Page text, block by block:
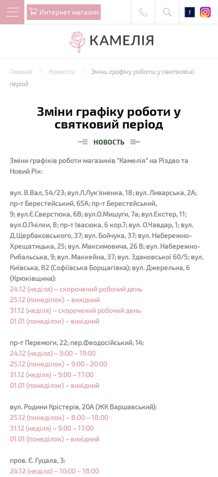
Интернет магазин
Главная Новости
Зміни графіку роботи у святковий
період
Зміни графіку роботи у
святковий період
НОВОСТЬ
Зміни графіків роботи магазинів "Камелія" на Різдво та
Новий Рік:
вул. В.Вал, 54/23; вул.Л.Лук'яненка, 18; вул. Ливарська, 2А;
пр-т Берестейський, 65А; пр-т Берестейський,
9; вул.Є.Сверстюка, 6В; вул.О.Мишуги, 7а; вул.Екстер, 11;
вул.О.Пчілки, 8; пр-т Івасюка, 6 кор.7; вул. О.Чавдар, 1; вул.
Д.Щербаковського, 37; вул. Бойчука, 37; вул. Набережно-
Хрещатицька, 25; вул. Максимовича, 26 В; вул. Набережно-
Рибальська, 9; вул. Маккейна, 37; вул. Здановської 60/5; вул.
Київська, 82 (Софіївська Борщагівка); вул. Джерельна, 6
(Крюківщина):
24.12 (неділя) – скорочений робочий день
25.12 (понеділок) – вихідний
31.12 (неділя) – скорочений робочий день
01.01 (понеділок) – вихідний
пр-т Перемоги, 22; пер.Феодосійський, 14:
24.12 (неділя) – 9:00 – 19:00
25.12 (понеділок) – 9:00 - 20:00
31.12 (неділя) – 9:00 – 17:00
01.01 (понеділок) – вихідний
вул. Родини Крістерів, 20А (ЖК Варшавський):
25.12 (понеділок) – 8:00 – 18:00
31.12 (неділя) – 9:00 – 17:00
01.01 (понеділок) – вихідний
пров. Є. Гуцала, 3:
24.12 (неділя) – 10:00 – 18:00